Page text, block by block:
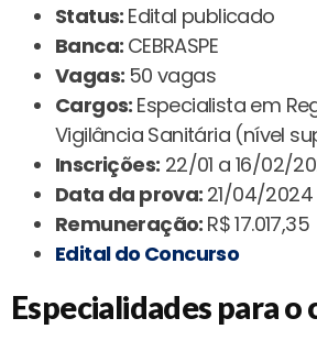
Status: Edital publicado
Banca: CEBRASPE
Vagas: 50 vagas
Cargos: Especialista em
Vigilância Sanitária (nível
Inscrições: 22/01 a 16/02/
Data da prova: 21/04/2024
Remuneração: R$ 17.017,35
Edital do Concurso
Especialidades para o